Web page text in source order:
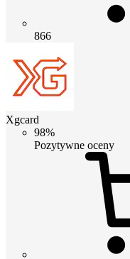
866
Xgcard
98%
Pozytywne oceny